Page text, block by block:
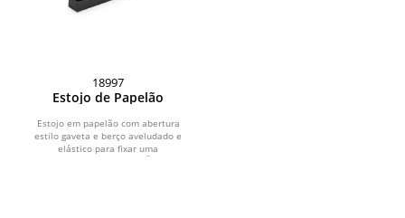
18997
Estojo de Papelão
Estojo em papelão com abertura
estilo gaveta e berço aveludado e
elástico para fixar uma